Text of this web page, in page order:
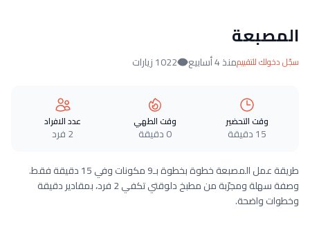
المصبعة
سجّل دخولك للتقييممنذ 4 أسابيع 1022 زيارات
وقت التحضير
15 دقيقة
وقت الطهي
0 دقيقة
عدد الافراد
2 فرد
طريقة عمل المصبعة خطوة بخطوة بـ9 مكونات وفي 15 دقيقة فقط.
وصفة سهلة ومجرّبة من مطبخ دلوقتي تكفي 2 فرد، بمقادير دقيقة
وخطوات واضحة.